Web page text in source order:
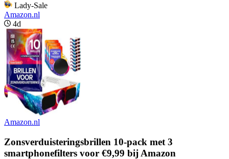
Lady-Sale
Amazon.nl
4d
Amazon.nl
Zonsverduisteringsbrillen 10-pack met 3
smartphonefilters voor €9,99 bij Amazon